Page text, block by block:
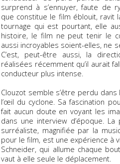
surprend à s’ennuyer, faute de
que constitue le film éblouit, ravit
tournage qui est pourtant, elle
histoire, le film ne peut tenir le
aussi incroyables soient-elles, ne
C’est, peut-être aussi, la
réalisées récemment qu’il aurait
conducteur plus intense.
Clouzot semble s’être perdu
l’œil du cyclone. Sa fascination
fait aucun doute en voyant les
dans une interview d’époque.
surréaliste, magnifiée par la
pour le film, est une expérience à
Schneider, qui allume chaque
vaut à elle seule le déplacement.